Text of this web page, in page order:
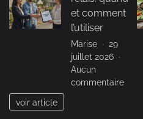
et comment
l’utiliser
Marise
29
juillet 2026
Aucun
commentairesur
voir article